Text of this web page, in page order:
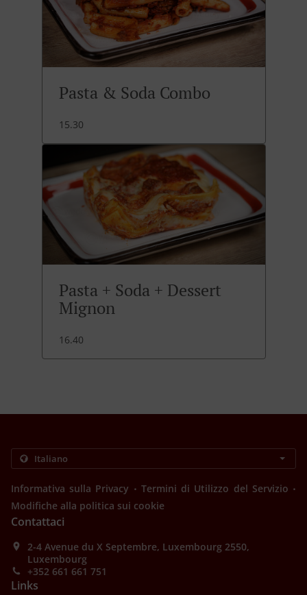
Pasta & Soda Combo
15.30
Pasta + Soda + Dessert
Mignon
16.40
Informativa sulla Privacy . Termini di Utilizzo del Servizio .
Modifiche alla politica sui cookie
Contattaci
2-4 Avenue du X Septembre, Luxembourg 2550,
Luxembourg
+352 661 661 751
Links